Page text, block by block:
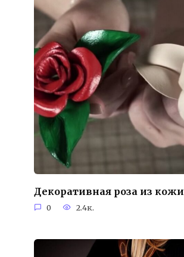
Декоративная роза из кожи
0 2.4к.